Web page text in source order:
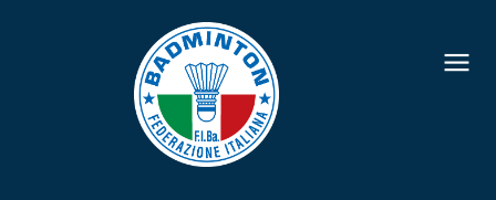
FEDERAZIONE
IDENTITÀ